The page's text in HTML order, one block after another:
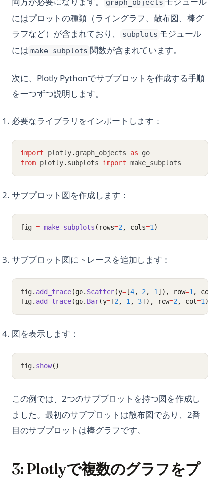
graph_objects
にはプロットの種類（ライングラフ、散布図、棒グ
ラフなど）が含まれており、
subplots モジュール
には make_subplots 関数が含まれています。
次に、Plotly Pythonでサブプロットを作成する手順
を一つずつ説明します。
必要なライブラリをインポートします：
import plotly. graph_objects as go
from plotly. subplots import make_subplots
サブプロット図を作成します：
fig = make_subplots (rows=2 , cols=1 )
サブプロット図にトレースを追加します：
fig . add_trace(go. Scatter(y= [4, 2 , 1 ]), row=1 , col
fig . add_trace(go. Bar(y= [2 , 1 , 3]), row=2 , col=1 )
図を表示します：
fig . show()
この例では、2つのサブプロットを持つ図を作成し
ました。最初のサブプロットは散布図であり、2番
目のサブプロットは棒グラフです。
3: Plotlyで複数のグラフをプ